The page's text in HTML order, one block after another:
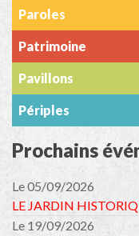
Paroles
Patrimoine
Pavillons
Périples
Prochains
Le 05/09/2026
LE JARDIN
Le 19/09/2026